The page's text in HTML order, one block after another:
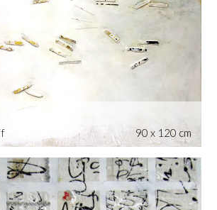
90 x 120 cm